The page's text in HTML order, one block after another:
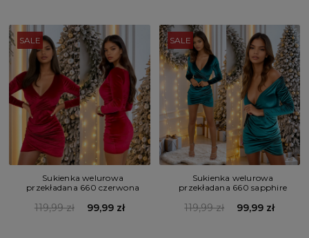
SALE
Sukienka welurowa
przekładana 660 czerwona
119,99 zł 99,99 zł
SALE
Sukienka welurowa
przekładana 660 sapphire
119,99 zł 99,99 zł